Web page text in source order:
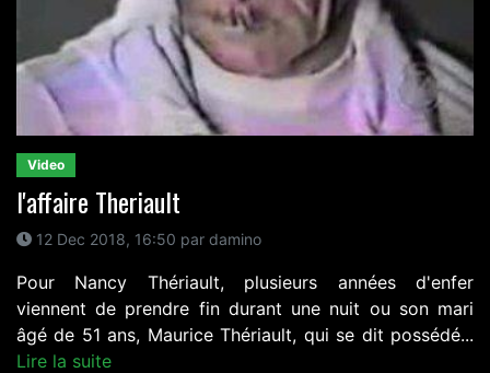
Video
l'affaire Theriault
12 Dec 2018, 16:50 par damino
Pour Nancy Thériault, plusieurs années d'enfer
viennent de prendre fin durant une nuit ou son mari
âgé de 51 ans, Maurice Thériault, qui se dit possédé...
Lire la suite